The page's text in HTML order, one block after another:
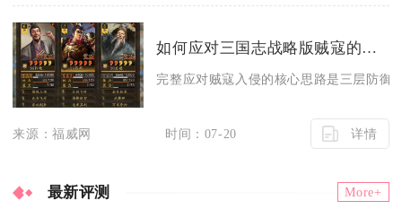
如何应对三国志战略版贼寇的入侵
完整应对贼寇入侵的核心思路是三层防御
来源：福威网 时间：07-20 详情
最新评测 More+